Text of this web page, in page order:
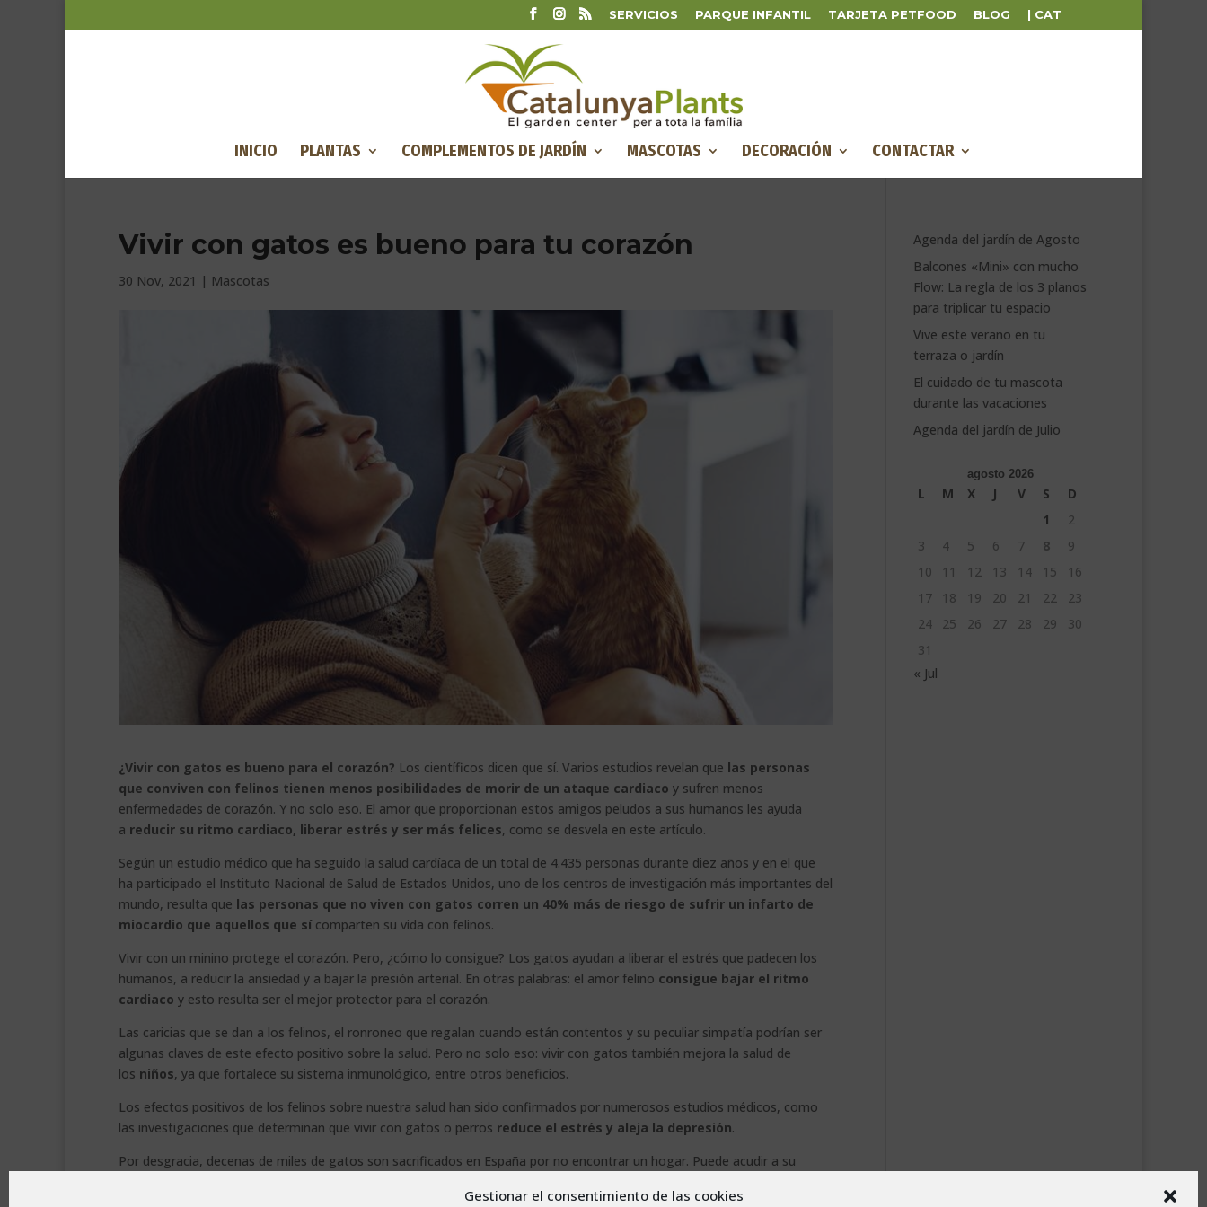
Gestionar el consentimiento de las cookies
SERVICIOS PARQUE INFANTIL TARJETA PETFOOD BLOG | CAT
INICIO PLANTAS COMPLEMENTOS DE JARDÍN MASCOTAS DECORACIÓN CONTACTAR
Vivir con gatos es bueno para tu corazón
30 Nov, 2021 | Mascotas
¿Vivir con gatos es bueno para el corazón? Los científicos dicen que sí. Varios estudios revelan que las personas
que conviven con felinos tienen menos posibilidades de morir de un ataque cardiaco y sufren menos
enfermedades de corazón. Y no solo eso. El amor que proporcionan estos amigos peludos a sus humanos les ayuda
a reducir su ritmo cardiaco, liberar estrés y ser más felices, como se desvela en este artículo.
Según un estudio médico que ha seguido la salud cardíaca de un total de 4.435 personas durante diez años y en el que
ha participado el Instituto Nacional de Salud de Estados Unidos, uno de los centros de investigación más importantes del
mundo, resulta que las personas que no viven con gatos corren un 40% más de riesgo de sufrir un infarto de
miocardio que aquellos que sí comparten su vida con felinos.
Vivir con un minino protege el corazón. Pero, ¿cómo lo consigue? Los gatos ayudan a liberar el estrés que padecen los
humanos, a reducir la ansiedad y a bajar la presión arterial. En otras palabras: el amor felino consigue bajar el ritmo
cardiaco y esto resulta ser el mejor protector para el corazón.
Las caricias que se dan a los felinos, el ronroneo que regalan cuando están contentos y su peculiar simpatía podrían ser
algunas claves de este efecto positivo sobre la salud. Pero no solo eso: vivir con gatos también mejora la salud de
los niños, ya que fortalece su sistema inmunológico, entre otros beneficios.
Los efectos positivos de los felinos sobre nuestra salud han sido confirmados por numerosos estudios médicos, como
las investigaciones que determinan que vivir con gatos o perros reduce el estrés y aleja la depresión.
Por desgracia, decenas de miles de gatos son sacrificados en España por no encontrar un hogar. Puede acudir a su
Agenda del jardín de Agosto
Balcones «Mini» con mucho
Flow: La regla de los 3 planos
para triplicar tu espacio
Vive este verano en tu
terraza o jardín
El cuidado de tu mascota
durante las vacaciones
Agenda del jardín de Julio
agosto 2026
L M X J V S
D
1
2
3
4 5 6 7 8
9
10
11 12 13 14 15
16
17
18 19 20 21 22
23
24
25 26 27 28 29
30
31
« Jul